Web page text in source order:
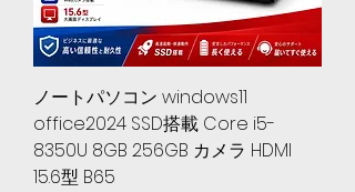
ノートパソコン windows11
office2024 SSD搭載 Core i5-
8350U 8GB 256GB カメラ HDMI
15.6型 B65